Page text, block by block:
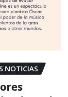
NOTICIAS